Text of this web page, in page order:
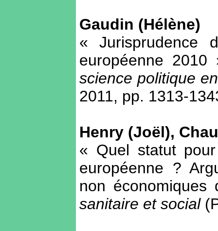
Gaudin (Hélène)
« Jurisprudence
européenne
science politique
2011, pp. 1313-
Henry (Joël),
« Quel statut
européenne ?
non économiques
sanitaire et social